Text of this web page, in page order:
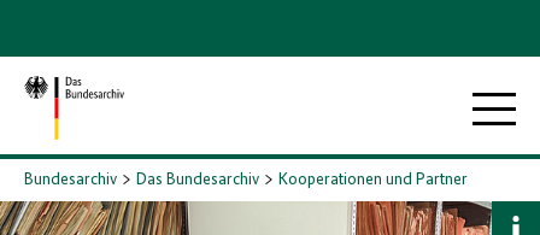
Zur
Startseite
Bundesarchiv Das Bundesarchiv Kooperationen und Partner